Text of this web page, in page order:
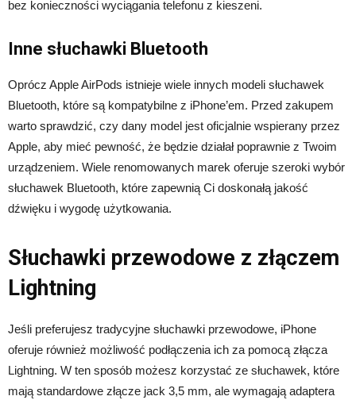
bez konieczności wyciągania telefonu z kieszeni.
Inne słuchawki Bluetooth
Oprócz Apple AirPods istnieje wiele innych modeli słuchawek
Bluetooth, które są kompatybilne z iPhone’em. Przed zakupem
warto sprawdzić, czy dany model jest oficjalnie wspierany przez
Apple, aby mieć pewność, że będzie działał poprawnie z Twoim
urządzeniem. Wiele renomowanych marek oferuje szeroki wybór
słuchawek Bluetooth, które zapewnią Ci doskonałą jakość
dźwięku i wygodę użytkowania.
Słuchawki przewodowe z złączem
Lightning
Jeśli preferujesz tradycyjne słuchawki przewodowe, iPhone
oferuje również możliwość podłączenia ich za pomocą złącza
Lightning. W ten sposób możesz korzystać ze słuchawek, które
mają standardowe złącze jack 3,5 mm, ale wymagają adaptera